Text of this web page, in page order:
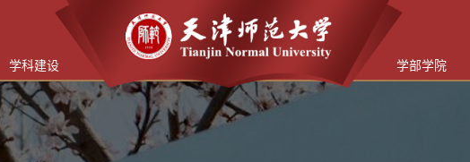
学科建设 学部学院